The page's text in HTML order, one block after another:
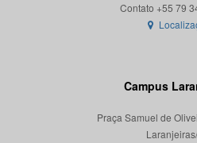
Campus
Praça Samuel de